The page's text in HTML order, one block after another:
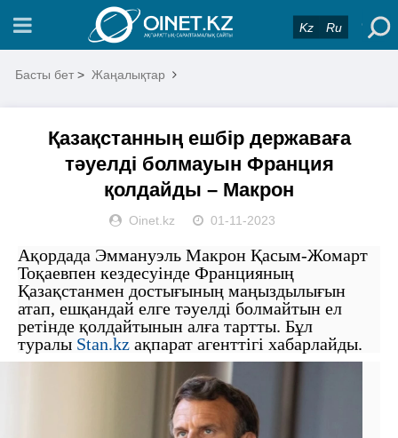
Kz Ru
Басты бет > Жаңалықтар
Қазақстанның ешбір державаға
тәуелді болмауын Франция
қолдайды – Макрон
Oinet.kz 01-11-2023
Ақордада Эммануэль Макрон Қасым-Жомарт
Тоқаевпен кездесуінде Францияның
Қазақстанмен достығының маңыздылығын
атап, ешқандай елге тәуелді болмайтын ел
ретінде қолдайтынын алға тартты. Бұл
туралы Stan.kz ақпарат агенттігі хабарлайды.